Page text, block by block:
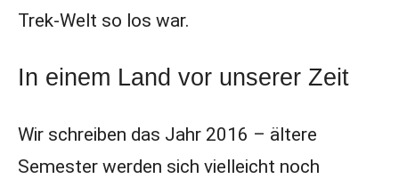
Trek-Welt so los war.
In einem Land vor unserer Zeit
Wir schreiben das Jahr 2016 – ältere
Semester werden sich vielleicht noch